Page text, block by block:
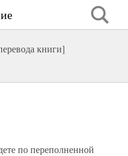
книги]
по переполненной